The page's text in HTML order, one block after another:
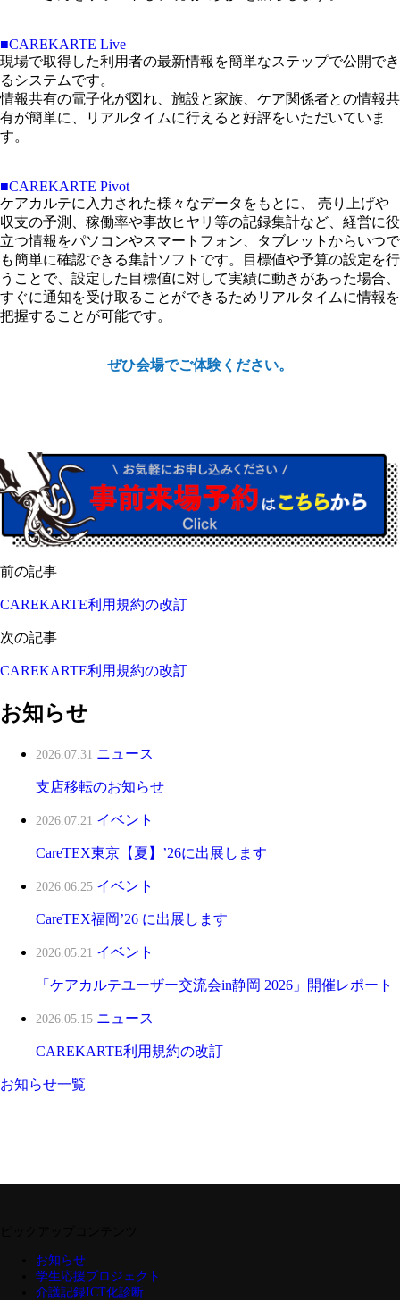
■CAREKARTE Live
現場で取得した利用者の最新情報を簡単なステップで公開でき
るシステムです。
情報共有の電子化が図れ、施設と家族、ケア関係者との情報共
有が簡単に、リアルタイムに行えると好評をいただいていま
す。
■CAREKARTE Pivot
ケアカルテに入力された様々なデータをもとに、 売り上げや
収支の予測、稼働率や事故ヒヤリ等の記録集計など、経営に役
立つ情報をパソコンやスマートフォン、タブレットからいつで
も簡単に確認できる集計ソフトです。目標値や予算の設定を行
うことで、設定した目標値に対して実績に動きがあった場合、
すぐに通知を受け取ることができるためリアルタイムに情報を
把握することが可能です。
ぜひ会場でご体験ください。
前の記事
CAREKARTE利用規約の改訂
次の記事
CAREKARTE利用規約の改訂
お知らせ
2026.07.31 ニュース
支店移転のお知らせ
2026.07.21 イベント
CareTEX東京【夏】’26に出展します
2026.06.25 イベント
CareTEX福岡’26 に出展します
2026.05.21 イベント
「ケアカルテユーザー交流会in静岡 2026」開催レポート
2026.05.15 ニュース
CAREKARTE利用規約の改訂
お知らせ一覧
お知らせ
学生応援プロジェクト
介護記録ICT化診断